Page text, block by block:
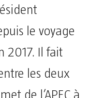
le voyage
2017. Il fait
les deux
de l’APEC à